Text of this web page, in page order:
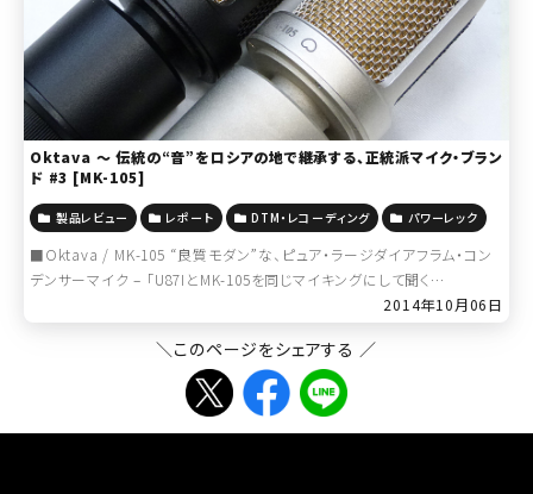
Oktava ～ 伝統の“音”をロシアの地で継承する、正統派マイク・ブラン
ド #3 [MK-105]
製品レビュー レポート DTM・レコーディング パワーレック
■Oktava / MK-105 “良質モダン”な、ピュア・ラージダイアフラム・コン
デンサーマイク – 「U87IとMK-105を同じマイキングにして聞く
と“ん・・・・・・あれ？これどっちのマイクだ？”と一瞬 […]2014年10月06日
＼このページをシェアする ／